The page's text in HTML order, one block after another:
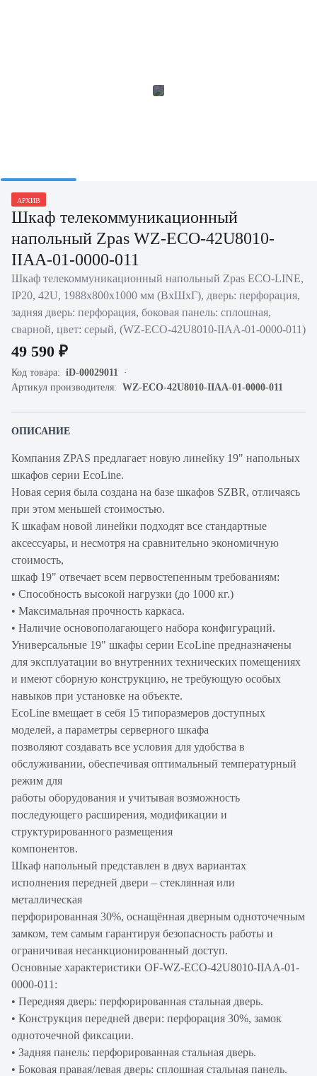
АРХИВ
Шкаф телекоммуникационный
напольный Zpas WZ-ECO-42U8010-
IIAA-01-0000-011
Шкаф телекоммуникационный напольный Zpas ECO-LINE,
IP20, 42U, 1988х800х1000 мм (ВхШхГ), дверь: перфорация,
задняя дверь: перфорация, боковая панель: сплошная,
сварной, цвет: серый, (WZ-ECO-42U8010-IIAA-01-0000-011)
49 590 ₽
Код товара: iD-00029011
Артикул производителя: WZ-ECO-42U8010-IIAA-01-0000-011
ОПИСАНИЕ
Компания ZPAS предлагает новую линейку 19" напольных
шкафов серии EcoLine.
Новая серия была создана на базе шкафов SZBR, отличаясь
при этом меньшей стоимостью.
К шкафам новой линейки подходят все стандартные
аксессуары, и несмотря на сравнительно экономичную
стоимость,
шкаф 19" отвечает всем первостепенным требованиям:
• Способность высокой нагрузки (до 1000 кг.)
• Максимальная прочность каркаса.
• Наличие основополагающего набора конфигураций.
Универсальные 19" шкафы серии EcoLine предназначены
для эксплуатации во внутренних технических помещениях
и имеют сборную конструкцию, не требующую особых
навыков при установке на объекте.
EcoLine вмещает в себя 15 типоразмеров доступных
моделей, а параметры серверного шкафа
позволяют создавать все условия для удобства в
обслуживании, обеспечивая оптимальный температурный
режим для
работы оборудования и учитывая возможность
последующего расширения, модификации и
структурированного размещения
компонентов.
Шкаф напольный представлен в двух вариантах
исполнения передней двери – стеклянная или
металлическая
перфорированная 30%, оснащённая дверным одноточечным
замком, тем самым гарантируя безопасность работы и
ограничивая несанкционированный доступ.
Основные характеристики OF-WZ-ECO-42U8010-IIAA-01-
0000-011:
• Передняя дверь: перфорированная стальная дверь.
• Конструкция передней двери: перфорация 30%, замок
одноточечной фиксации.
• Задняя панель: перфорированная стальная дверь.
• Боковая правая/левая дверь: сплошная стальная панель.